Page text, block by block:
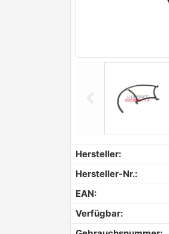
Previous
Hersteller:
Hersteller-Nr.:
EAN:
Verfügbar: